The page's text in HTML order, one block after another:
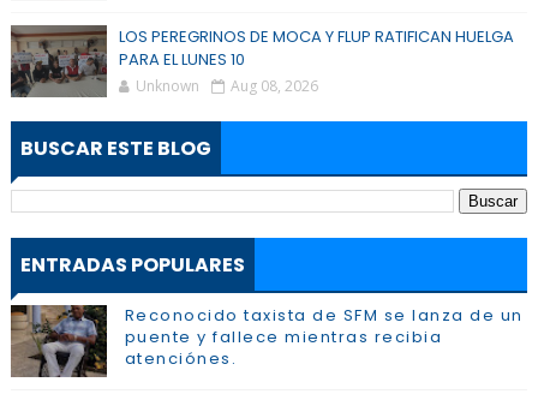
LOS PEREGRINOS DE MOCA Y FLUP RATIFICAN HUELGA
PARA EL LUNES 10
Unknown Aug 08, 2026
BUSCAR ESTE BLOG
ENTRADAS POPULARES
Reconocido taxista de SFM se lanza de un
puente y fallece mientras recibia
atenciónes.